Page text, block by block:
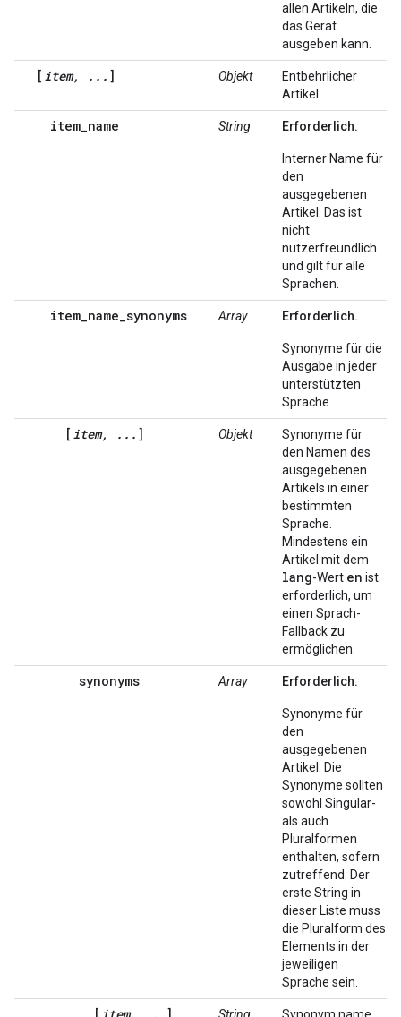
allen Artikeln, die
das Gerät
ausgeben kann.
[ item, ... ] Objekt
Entbehrlicher
Artikel.
item_name String Erforderlich.
Interner Name für
den
ausgegebenen
Artikel. Das ist
nicht
nutzerfreundlich
und gilt für alle
Sprachen.
item_name_synonyms Array Erforderlich.
Synonyme für die
Ausgabe in jeder
unterstützten
Sprache.
[ item, ... ] Objekt
Synonyme für
den Namen des
ausgegebenen
Artikels in einer
bestimmten
Sprache.
Mindestens ein
Artikel mit dem
lang-Wert en ist
erforderlich, um
einen Sprach-
Fallback zu
ermöglichen.
synonyms Array Erforderlich.
Synonyme für
den
ausgegebenen
Artikel. Die
Synonyme sollten
sowohl Singular-
als auch
Pluralformen
enthalten, sofern
zutreffend. Der
erste String in
dieser Liste muss
die Pluralform des
Elements in der
jeweiligen
Sprache sein.